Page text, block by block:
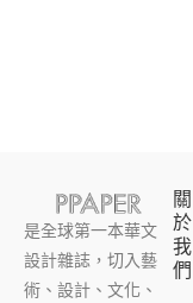
是全球第一本華文
設計雜誌，切入藝
術、設計、文化、
關
於
我
們